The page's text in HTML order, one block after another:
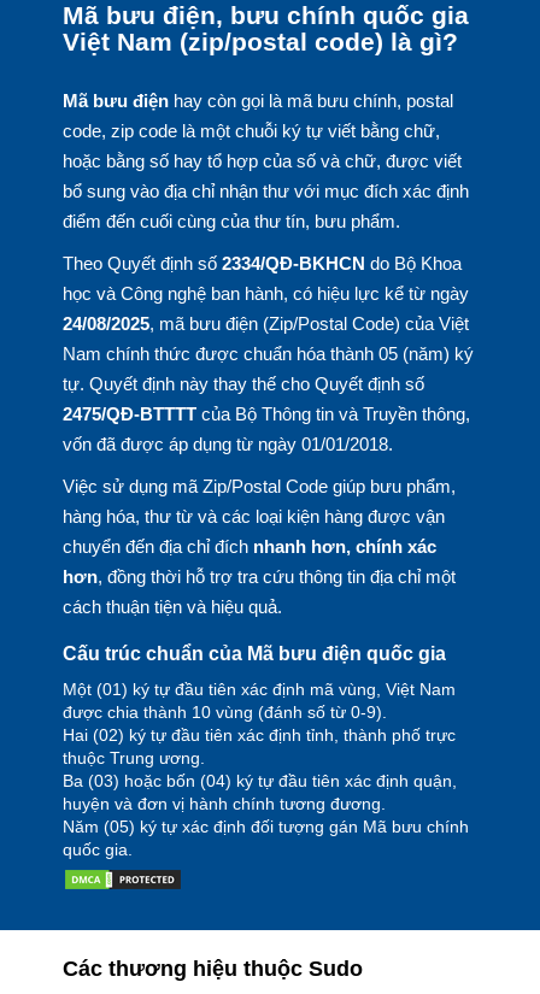
Mã bưu điện, bưu chính quốc gia
Việt Nam (zip/postal code) là gì?
Mã bưu điệnhay còn gọi là mã bưu chính, postal
code, zip code là một chuỗi ký tự viết bằng chữ,
hoặc bằng số hay tổ hợp của số và chữ, được viết
bổ sung vào địa chỉ nhận thư với mục đích xác định
điểm đến cuối cùng của thư tín, bưu phẩm.
Theo Quyết định số 2334/QĐ-BKHCN do Bộ Khoa
học và Công nghệ ban hành, có hiệu lực kể từ ngày
24/08/2025, mã bưu điện (Zip/Postal Code) của Việt
Nam chính thức được chuẩn hóa thành 05 (năm) ký
tự. Quyết định này thay thế cho Quyết định số
2475/QĐ-BTTTTcủa Bộ Thông tin và Truyền thông,
vốn đã được áp dụng từ ngày 01/01/2018.
Việc sử dụng mã Zip/Postal Code giúp bưu phẩm,
hàng hóa, thư từ và các loại kiện hàng được vận
chuyển đến địa chỉ đích nhanh hơn, chính xác
hơn, đồng thời hỗ trợ tra cứu thông tin địa chỉ một
cách thuận tiện và hiệu quả.
Cấu trúc chuẩn của Mã bưu điện quốc gia
Một (01) ký tự đầu tiên xác định mã vùng, Việt Nam
được chia thành 10 vùng (đánh số từ 0-9).
Hai (02) ký tự đầu tiên xác định tỉnh, thành phố trực
thuộc Trung ương.
Ba (03) hoặc bốn (04) ký tự đầu tiên xác định quận,
huyện và đơn vị hành chính tương đương.
Năm (05) ký tự xác định đối tượng gán Mã bưu chính
quốc gia.
Các thương hiệu thuộc Sudo